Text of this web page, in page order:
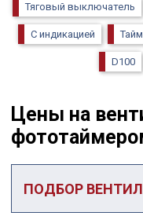
Тяговый выключатель
С индикацией
D100
Цены на
ПОДБОР